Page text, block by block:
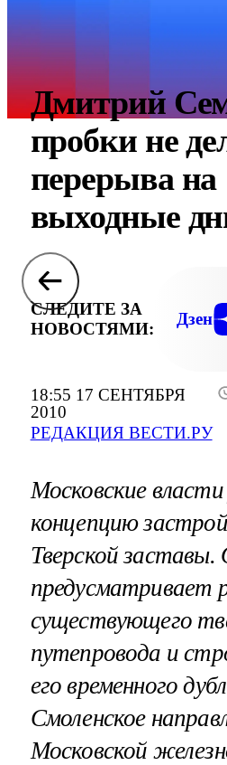
18:55 17 СЕНТЯБРЯ
2010
РЕДАКЦИЯ ВЕСТИ.РУ
Дмитрий
пробки не
перерыва на
выходные
СЛЕДИТЕ ЗА
НОВОСТЯМИ:
Дзен
Московские
концепцию
Тверской заставы.
предусматривает
существующего
путепровода и
его временного
Смоленское
Московской